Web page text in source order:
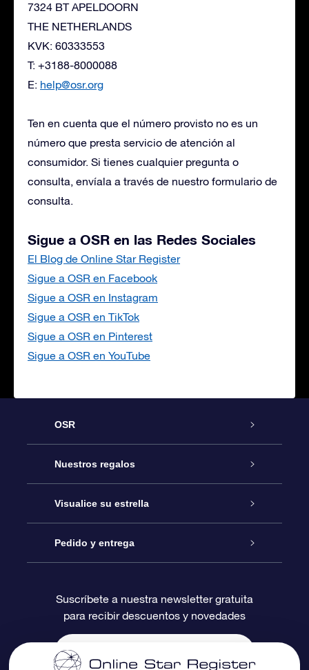
7324 BT APELDOORN
THE NETHERLANDS
KVK: 60333553
T: +3188-8000088
E: help@osr.org
Ten en cuenta que el número provisto no es un
número que presta servicio de atención al
consumidor. Si tienes cualquier pregunta o
consulta, envíala a través de nuestro formulario de
consulta.
Sigue a OSR en las Redes Sociales
El Blog de Online Star Register
Sigue a OSR en Facebook
Sigue a OSR en Instagram
Sigue a OSR en TikTok
Sigue a OSR en Pinterest
Sigue a OSR en YouTube
OSR
Atención
Contáctanos
Blog
Reseñas
Nuestros regalos
Regalo Estrella Online
Paquete de Regalo OSR
Tarjeta de Regalo OSR
Regalos empresariales
Visualice su estrella
Registro estelar
Página de Estrella Personalizada
Un Millón de Estrellas
Pedido y entrega
Información de Pago
Información de Envío
Suscríbete a nuestra newsletter gratuita
para recibir descuentos y novedades